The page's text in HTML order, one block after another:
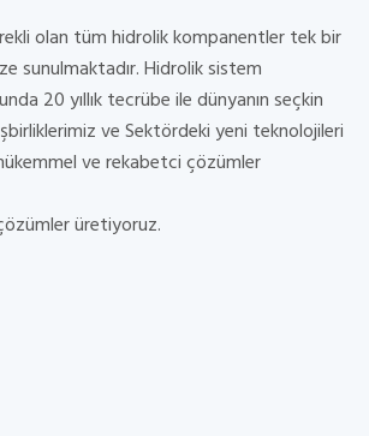
olan tüm hidrolik kompanentler tek bir
sunulmaktadır. Hidrolik sistem
20 yıllık tecrübe ile dünyanın seçkin
ve Sektördeki yeni teknolojileri
ve rekabetci çözümler
üretiyoruz.